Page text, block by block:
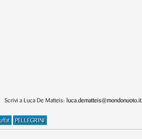
Scrivi a Luca De Matteis: luca.dematteis@mondonuoto.it
PELLEGRINI